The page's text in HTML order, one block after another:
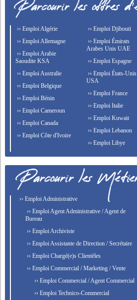
›› Emploi Algérie
›› Emploi Allemagne
›› Emploi Arabie
Saoudite KSA
›› Emploi Australie
›› Emploi Belgique
›› Emploi Bénin
›› Emploi Cameroun
›› Emploi Canada
›› Emploi Côte d'Ivoire
›› Emploi Djibouti
›› Emploi Émirats
Arabes Unis UAE
›› Emploi Espagne
›› Emploi États-Unis
USA
›› Emploi France
›› Emploi Italie
›› Emploi Kuwait
›› Emploi Lebanon
›› Emploi Libye
›› Emploi Administrative
›› Emploi Agent Administrative / Agent de
Bureau
›› Emploi Archiviste
›› Emploi Assistante de Direction / Secrétaire
›› Emploi Chargé(e)s Clientèles
›› Emploi Commercial / Marketing / Vente
›› Emploi Commercial / Agent Commercial
›› Emploi Technico-Commercial